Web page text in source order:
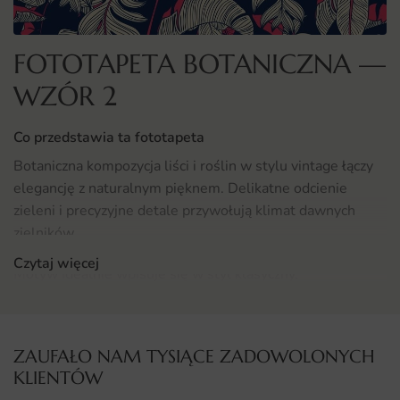
FOTOTAPETA BOTANICZNA —
WZÓR 2
Co przedstawia ta fototapeta
Botaniczna kompozycja liści i roślin w stylu vintage łączy
elegancję z naturalnym pięknem. Delikatne odcienie
zieleni i precyzyjne detale przywołują klimat dawnych
Motyw idealnie wpisuje się w styl klasyczny,
Gdzie sprawdzi się fototapeta Botaniczna
Sprawdzi się w salonie urządzonym w stylu
Czytaj więcej
ZAUFAŁO NAM TYSIĄCE ZADOWOLONYCH
KLIENTÓW